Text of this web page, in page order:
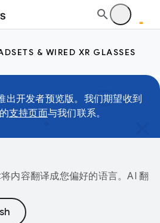
& WIRED XR GLASSES
出开发者预览版。我们期望收到
支持页面与我们联系。
内容翻译成您偏好的语言。AI 翻